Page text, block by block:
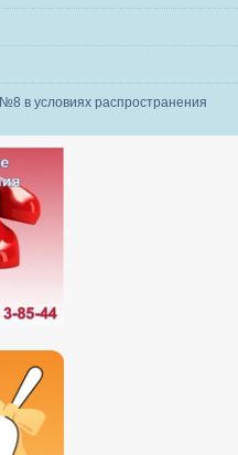
в условиях распространения